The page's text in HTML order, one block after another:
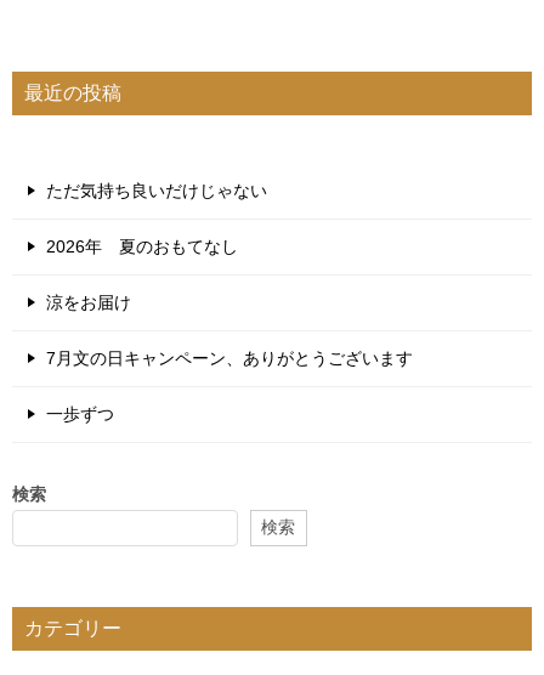
最近の投稿
ただ気持ち良いだけじゃない
2026年 夏のおもてなし
涼をお届け
7月文の日キャンペーン、ありがとうございます
一歩ずつ
検索
検索
カテゴリー